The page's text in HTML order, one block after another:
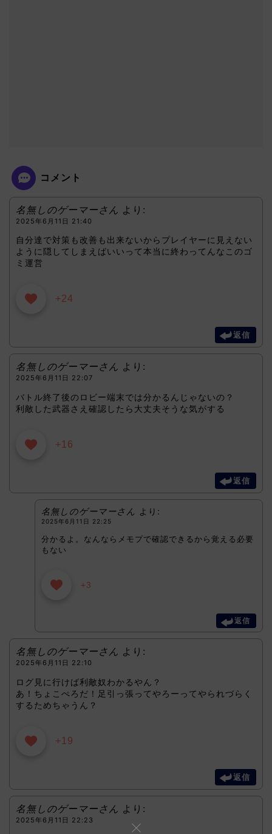
コメント
名無しのゲーマーさん より:
2025年6月11日 21:40
自分達で対策も改善も出来ないからプレイヤーに見えない
ように隠してしまえばいいって本当に終わってんなこのゴ
ミ運営
+24
返信
名無しのゲーマーさん より:
2025年6月11日 22:07
バトル終了後のロビー端末では分かるんじゃないの？
利敵した武器さえ確認したら大丈夫そうな気がする
+16
返信
名無しのゲーマーさん より:
2025年6月11日 22:25
分かるよ。なんならメモプで確認できるから覚える必要
もない
+3
返信
名無しのゲーマーさん より:
2025年6月11日 22:10
ログ見に行けば利敵奴わかるやん？
あ！ちょこぺろだ！足引っ張ってやろーってやられづらく
するためちゃうん？
+19
返信
名無しのゲーマーさん より:
2025年6月11日 22:23